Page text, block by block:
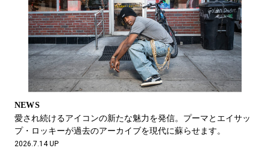
#NEW VINTAGE #マイナーグッド図鑑
#路地裏てぃーん。 #MONTHLY JOURNAL
#GH 銘品の所以 #フイナムのYouTube
#Commune H #FOCUS IT #AH.H
#ととけん #FASHION #MUSIC #MOVIE
#LIFESTYLE
#SPORTS #HANDSOME HANDBOOK
NEWS
愛され続けるアイコンの新たな魅力を発信。プーマとエイサッ
プ・ロッキーが過去のアーカイブを現代に蘇らせます。
2026.7.14 UP